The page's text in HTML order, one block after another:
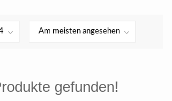
gefunden!